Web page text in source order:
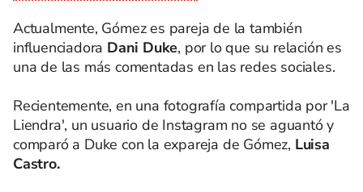
Actualmente, Gómez es pareja de la también
influenciadora Dani Duke, por lo que su relación es
una de las más comentadas en las redes sociales.
Recientemente, en una fotografía compartida por 'La
Liendra', un usuario de Instagram no se aguantó y
comparó a Duke con la expareja de Gómez, Luisa
Castro.